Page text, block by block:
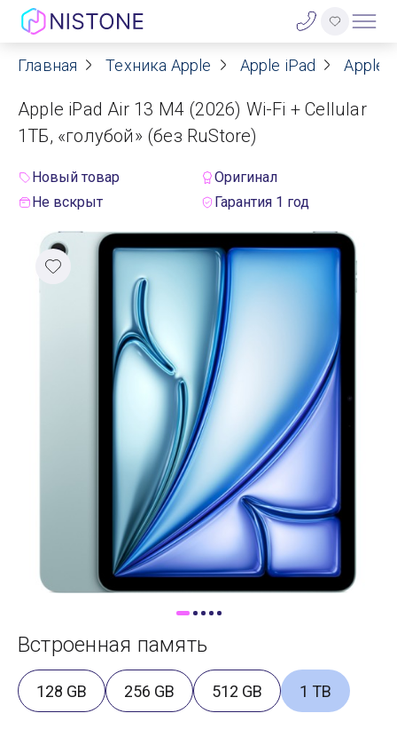
Акции
О нас
Договор оферты
Реквизиты
Контакты
Гарантия
Самовывоз
Trade-In
Главная Техника Apple Apple iPad Apple
Apple iPad Air 13 M4 (2026) Wi-Fi + Cellular
1ТБ, «голубой» (без RuStore)
Новый товар
Оригинал
Не вскрыт
Гарантия 1 год
Встроенная память
128 GB 256 GB 512 GB 1 TB